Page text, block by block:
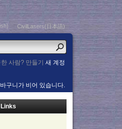
CivilLasers(日本語)
한 사람? 만들기새 계정
구니가 비어 있습니다.